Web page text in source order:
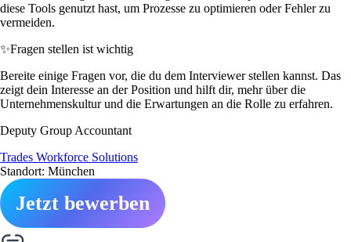
diese Tools genutzt hast, um Prozesse zu optimieren oder Fehler zu
vermeiden.
✨Fragen stellen ist wichtig
Bereite einige Fragen vor, die du dem Interviewer stellen kannst. Das
zeigt dein Interesse an der Position und hilft dir, mehr über die
Unternehmenskultur und die Erwartungen an die Rolle zu erfahren.
Deputy Group Accountant
Trades Workforce Solutions
Standort: München
Jetzt bewerben